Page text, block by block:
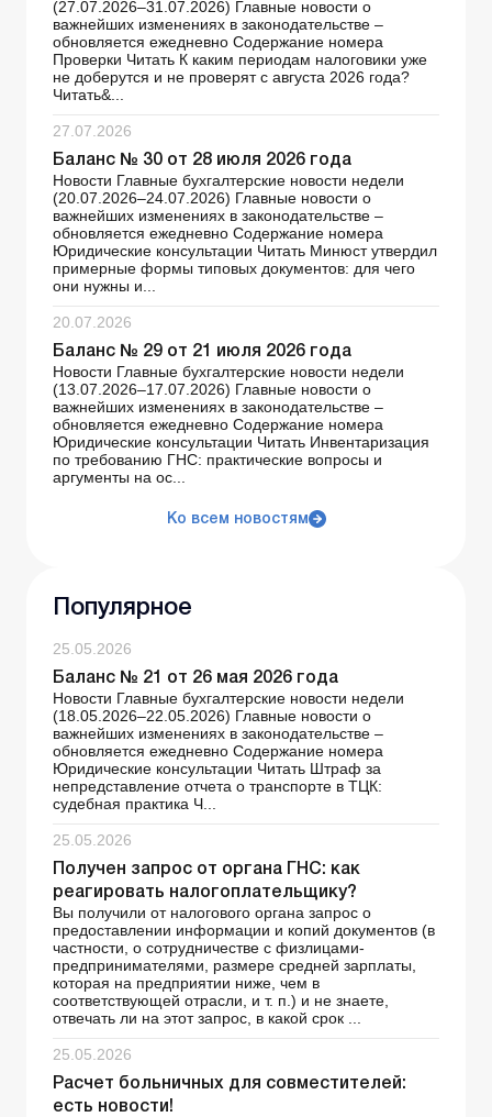
(27.07.2026–31.07.2026) Главные новости о
важнейших изменениях в законодательстве –
обновляется ежедневно Содержание номера
Проверки Читать К каким периодам налоговики уже
не доберутся и не проверят с августа 2026 года?
Читать&...
27.07.2026
Баланс № 30 от 28 июля 2026 года
Новости Главные бухгалтерские новости недели
(20.07.2026–24.07.2026) Главные новости о
важнейших изменениях в законодательстве –
обновляется ежедневно Содержание номера
Юридические консультации Читать Минюст утвердил
примерные формы типовых документов: для чего
они нужны и...
20.07.2026
Баланс № 29 от 21 июля 2026 года
Новости Главные бухгалтерские новости недели
(13.07.2026–17.07.2026) Главные новости о
важнейших изменениях в законодательстве –
обновляется ежедневно Содержание номера
Юридические консультации Читать Инвентаризация
по требованию ГНС: практические вопросы и
аргументы на ос...
Ко всем новостям
Популярное
25.05.2026
Баланс № 21 от 26 мая 2026 года
Новости Главные бухгалтерские новости недели
(18.05.2026–22.05.2026) Главные новости о
важнейших изменениях в законодательстве –
обновляется ежедневно Содержание номера
Юридические консультации Читать Штраф за
непредставление отчета о транспорте в ТЦК:
судебная практика Ч...
25.05.2026
Получен запрос от органа ГНС: как
реагировать налогоплательщику?
Вы получили от налогового органа запрос о
предоставлении информации и копий документов (в
частности, о сотрудничестве с физлицами-
предпринимателями, размере средней зарплаты,
которая на предприятии ниже, чем в
соответствующей отрасли, и т. п.) и не знаете,
отвечать ли на этот запрос, в какой срок ...
25.05.2026
Расчет больничных для совместителей:
есть новости!